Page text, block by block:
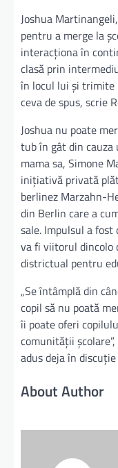
Joshua
pentru a merge la
interacţiona în
clasă prin
în locul lui şi trimite
ceva de spus, scrie
Joshua nu poate
tub în gât din cauza
mama sa, Simone
iniţiativă privată
berlinez Marzahn-
din Berlin care a
sale. Impulsul a fost
va fi viitorul dincolo
districtual pentru
„Se întâmplă din
copil să nu poată
îi poate oferi
comunităţii
adus deja în
About Author